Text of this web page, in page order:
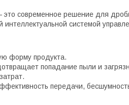
современное решение для
системой
форму продукта.
попадание пыли и
передачи,